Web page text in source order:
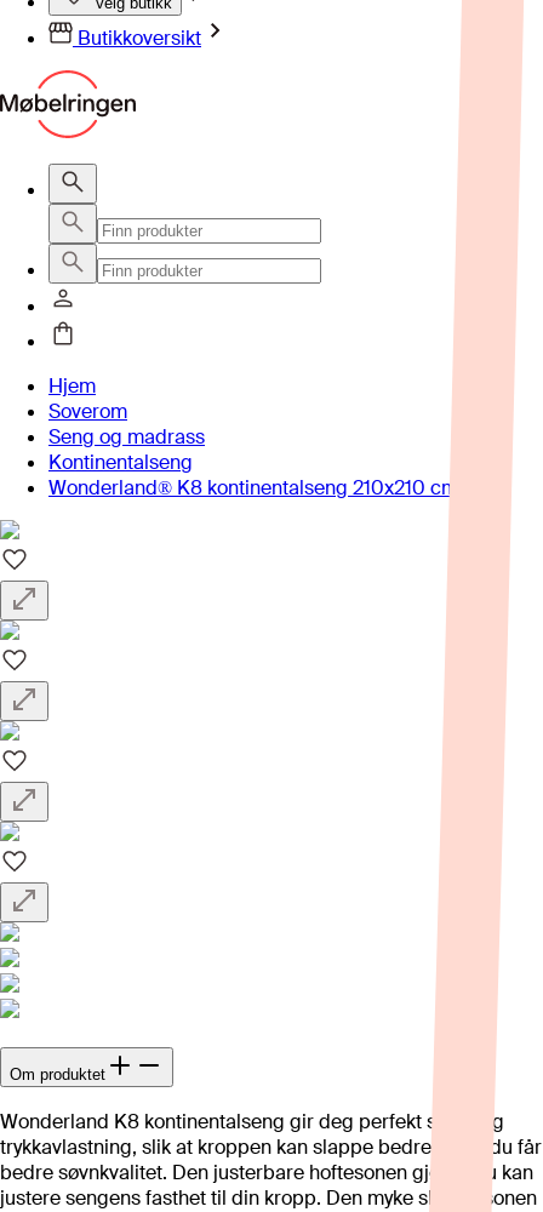
Butikkoversikt
Hjem
Soverom
Seng og madrass
Kontinentalseng
Wonderland® K8 kontinentalseng 210x210 cm
Om produktet
Wonderland K8 kontinentalseng gir deg perfekt støtte og
trykkavlastning, slik at kroppen kan slappe bedre av og du får
bedre søvnkvalitet. Den justerbare hoftesonen gjør at du kan
justere sengens fasthet til din kropp. Den myke skuldersonen